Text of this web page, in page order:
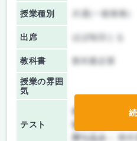
授業種別 共通(一般教養)
出席 ほぼ毎回とる
教科書 教科書必要
授業の雰囲
気
テスト
前期/中間：
テ
後期/期末：
持ち込み：
教